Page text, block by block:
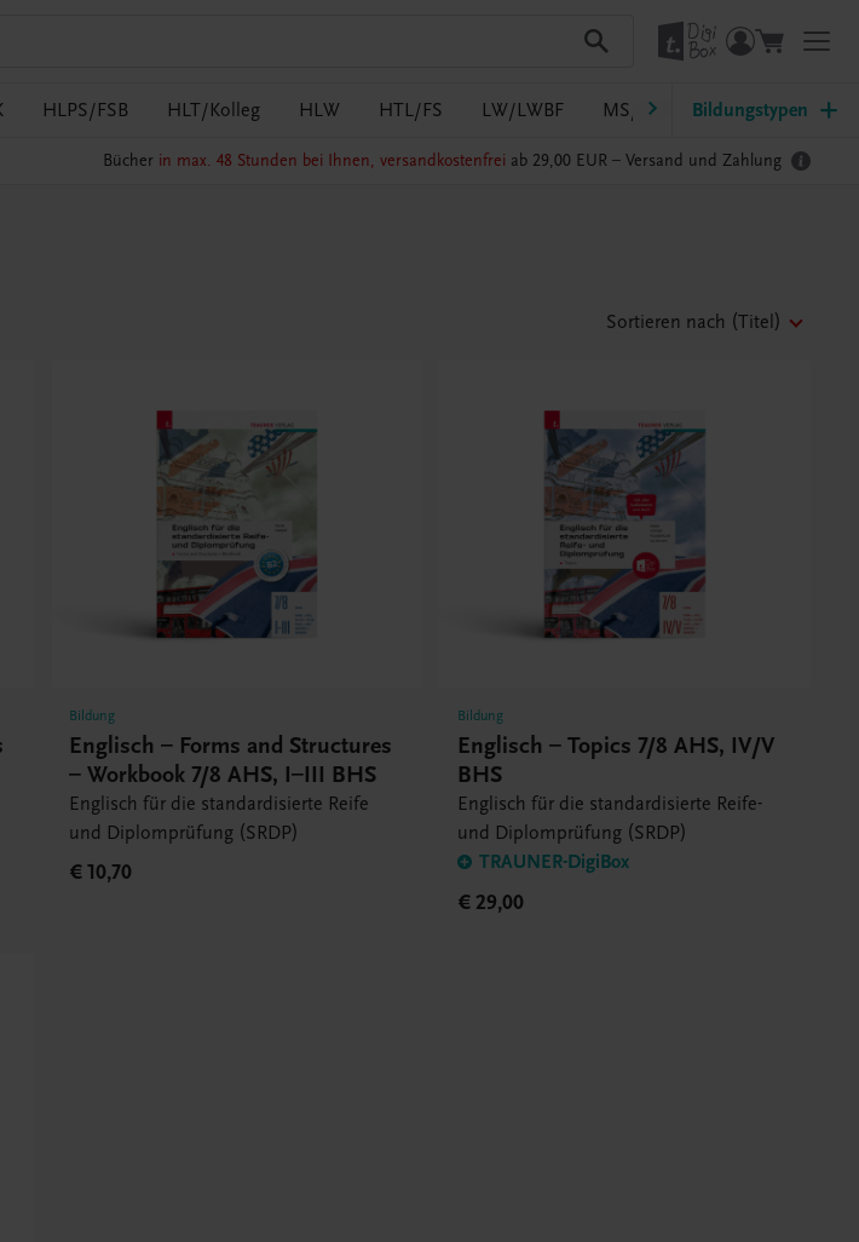
HLPS/FSB HLT/Kolleg HLW HTL/FS LW/LWBF MS/ASO Pflege PTS
Bildungstypen
Bücher in max. 48 Stunden bei Ihnen, versandkostenfrei ab 29,00 EUR – Versand und Zahlung
Sortieren nach (Titel)
Bildung
Englisch – Forms and Structures
– Workbook 7/8 AHS, I–III BHS
Englisch für die standardisierte Reife
und Diplomprüfung (SRDP)
€ 10,70
Bildung
Englisch – Topics 7/8 AHS, IV/V
BHS
Englisch für die standardisierte Reife-
und Diplomprüfung (SRDP)
TRAUNER-DigiBox
€ 29,00